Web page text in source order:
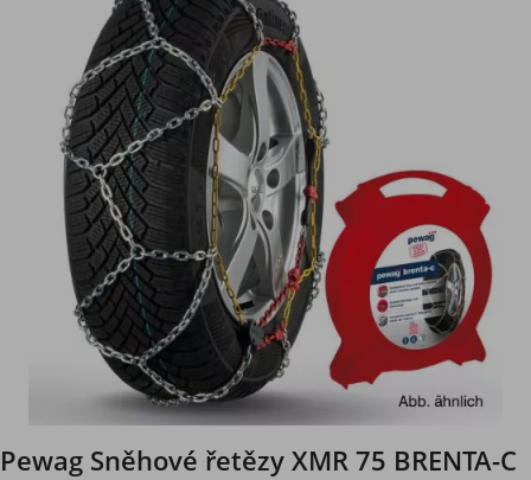
Pewag Sněhové řetězy XMR 75 BRENTA-C